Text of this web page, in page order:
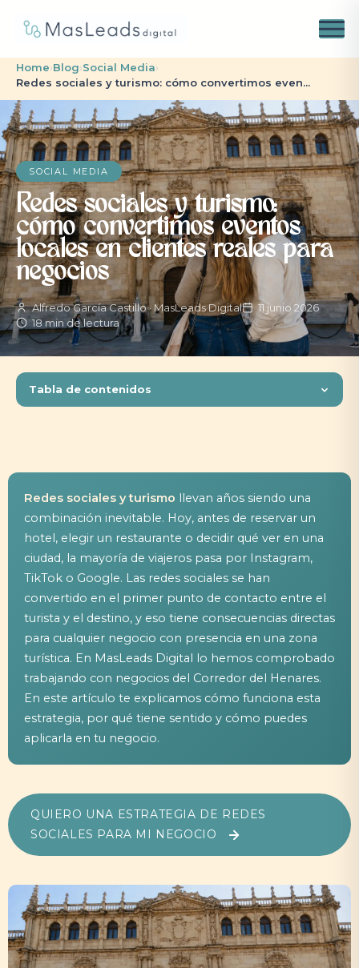
Home›Blog›Social Media›
Redes sociales y turismo: cómo convertimos even...
SOCIAL MEDIA
Redes sociales y turismo:
cómo convertimos eventos
locales en clientes reales para
negocios
Alfredo García Castillo · MasLeads Digital
11 junio 2026
18 min de lectura
Tabla de contenidos
Redes sociales y turismo llevan años siendo una
combinación inevitable. Hoy, antes de reservar un
hotel, elegir un restaurante o decidir qué ver en una
ciudad, la mayoría de viajeros pasa por Instagram,
TikTok o Google. Las redes sociales se han
convertido en el primer punto de contacto entre el
turista y el destino, y eso tiene consecuencias directas
para cualquier negocio con presencia en una zona
turística. En MasLeads Digital lo hemos comprobado
trabajando con negocios del Corredor del Henares.
En este artículo te explicamos cómo funciona esta
estrategia, por qué tiene sentido y cómo puedes
aplicarla en tu negocio.
QUIERO UNA ESTRATEGIA DE REDES
SOCIALES PARA MI NEGOCIO